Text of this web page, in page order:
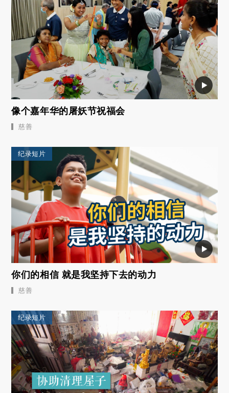
像个嘉年华的屠妖节祝福会
慈善
纪录短片
你们的相信 就是我坚持下去的动力
慈善
纪录短片